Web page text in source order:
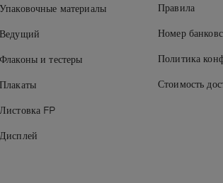
Упаковочные материалы
Ведущий
Флаконы и тестеры
Плакаты
Листовка FP
Дисплей
Правила
Номер
Политика
Стоимость